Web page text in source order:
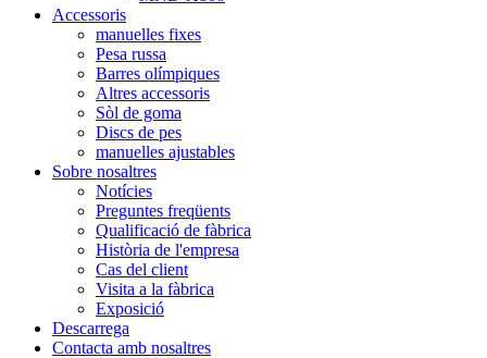
Accessoris
manuelles fixes
Pesa russa
Barres olímpiques
Altres accessoris
Sòl de goma
Discs de pes
manuelles ajustables
Sobre nosaltres
Notícies
Preguntes freqüents
Qualificació de fàbrica
Història de l'empresa
Cas del client
Visita a la fàbrica
Exposició
Descarrega
Contacta amb nosaltres